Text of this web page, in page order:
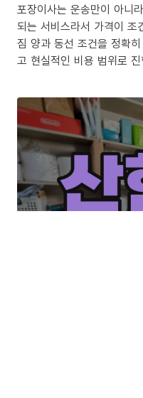
포장이사는 운송만이 아니
되는 서비스라서 가격이 조
짐 양과 동선 조건을 정확
고 현실적인 비용 범위로